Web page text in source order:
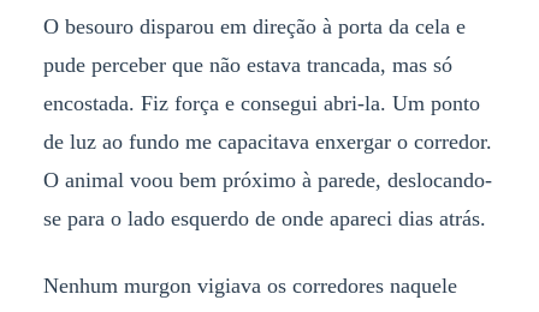
O besouro disparou em direção à porta da cela e
pude perceber que não estava trancada, mas só
encostada. Fiz força e consegui abri-la. Um ponto
de luz ao fundo me capacitava enxergar o corredor.
O animal voou bem próximo à parede, deslocando-
se para o lado esquerdo de onde apareci dias atrás.
Nenhum murgon vigiava os corredores naquele